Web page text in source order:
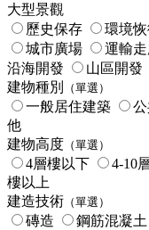
大型景觀
歷史保存
環境
城市廣場
運輸
沿海開發
山區開發
建物種別
（單選）
一般居住建築
他
建物高度 （單選）
4層樓以下 4-10
樓以上
建造技術 （單選）
磚造 鋼筋混凝土